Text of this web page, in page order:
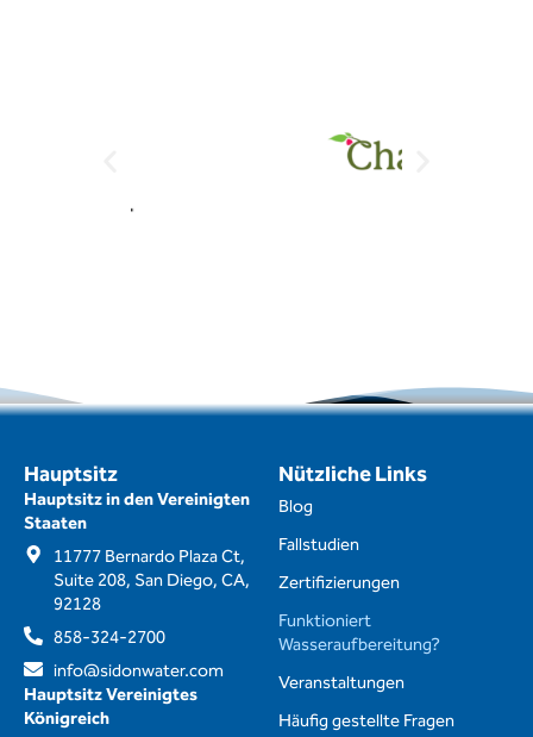
Hauptsitz
Hauptsitz in den Vereinigten
Staaten
11777 Bernardo Plaza Ct,
Suite 208, San Diego, CA,
92128
858-324-2700
info@sidonwater.com
Hauptsitz Vereinigtes
Königreich
Nützliche Links
Blog
Fallstudien
Zertifizierungen
Funktioniert
Wasseraufbereitung?
Veranstaltungen
Häufig gestellte Fragen